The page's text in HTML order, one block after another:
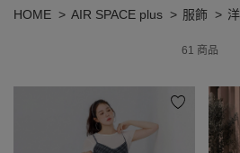
HOME AIR SPACE plus 服飾
61 商品